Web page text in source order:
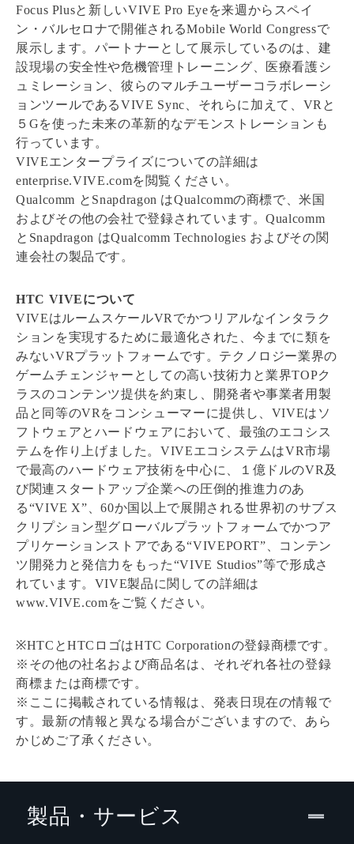
Focus Plusと新しいVIVE Pro Eyeを来週からスペイ
ン・バルセロナで開催されるMobile World Congressで
展示します。パートナーとして展示しているのは、建
設現場の安全性や危機管理トレーニング、医療看護シ
ュミレーション、彼らのマルチユーザーコラボレーシ
ョンツールであるVIVE Sync、それらに加えて、VRと
５Gを使った未来の革新的なデモンストレーションも
行っています。
VIVEエンタープライズについての詳細は
enterprise.VIVE.comを閲覧ください。
Qualcomm とSnapdragon はQualcommの商標で、米国
およびその他の会社で登録されています。Qualcomm
とSnapdragon はQualcomm Technologies およびその関
連会社の製品です。
HTC VIVEについて
VIVEはルームスケールVRでかつリアルなインタラク
ションを実現するために最適化された、今までに類を
みないVRプラットフォームです。テクノロジー業界の
ゲームチェンジャーとしての高い技術力と業界TOPク
ラスのコンテンツ提供を約束し、開発者や事業者用製
品と同等のVRをコンシューマーに提供し、VIVEはソ
フトウェアとハードウェアにおいて、最強のエコシス
テムを作り上げました。VIVEエコシステムはVR市場
で最高のハードウェア技術を中心に、１億ドルのVR及
び関連スタートアップ企業への圧倒的推進力のあ
る“VIVE X”、60か国以上で展開される世界初のサブス
クリプション型グローバルプラットフォームでかつア
プリケーションストアである“VIVEPORT”、コンテン
ツ開発力と発信力をもった“VIVE Studios”等で形成さ
れています。VIVE製品に関しての詳細は
www.VIVE.comをご覧ください。
※HTCとHTCロゴはHTC Corporationの登録商標です。
※その他の社名および商品名は、それぞれ各社の登録
商標または商標です。
※ここに掲載されている情報は、発表日現在の情報で
す。最新の情報と異なる場合がございますので、あら
かじめご了承ください。
製品・サービス